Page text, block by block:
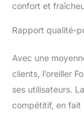
confort et
Rapport qualité-
Avec une
clients, l’oreiller
ses utilisateurs.
compétitif, en fait